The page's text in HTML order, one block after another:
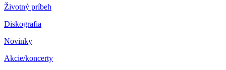
Životný príbeh
Diskografia
Novinky
Akcie/koncerty